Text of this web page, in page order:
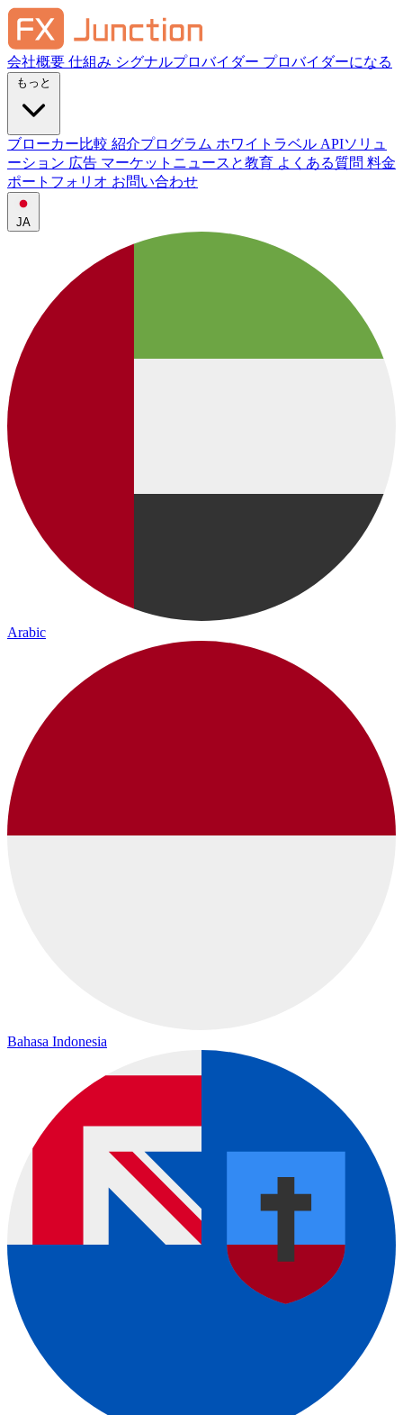
会社概要 仕組み シグナルプロバイダー プロバイダーになる
ブローカー比較 紹介プログラム ホワイトラベル APIソリュ
ーション 広告 マーケットニュースと教育 よくある質問 料金
ポートフォリオ お問い合わせ
JA
Arabic
Bahasa Indonesia